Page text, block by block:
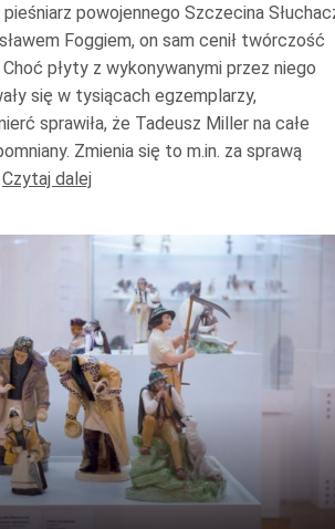
powojennego Szczecina
Foggiem, on sam cenił twórczość
Choć płyty z wykonywanymi przez niego
się w tysiącach egzemplarzy,
sprawiła, że Tadeusz Miller na całe
Zmienia się to m.in. za sprawą
Czytaj dalej